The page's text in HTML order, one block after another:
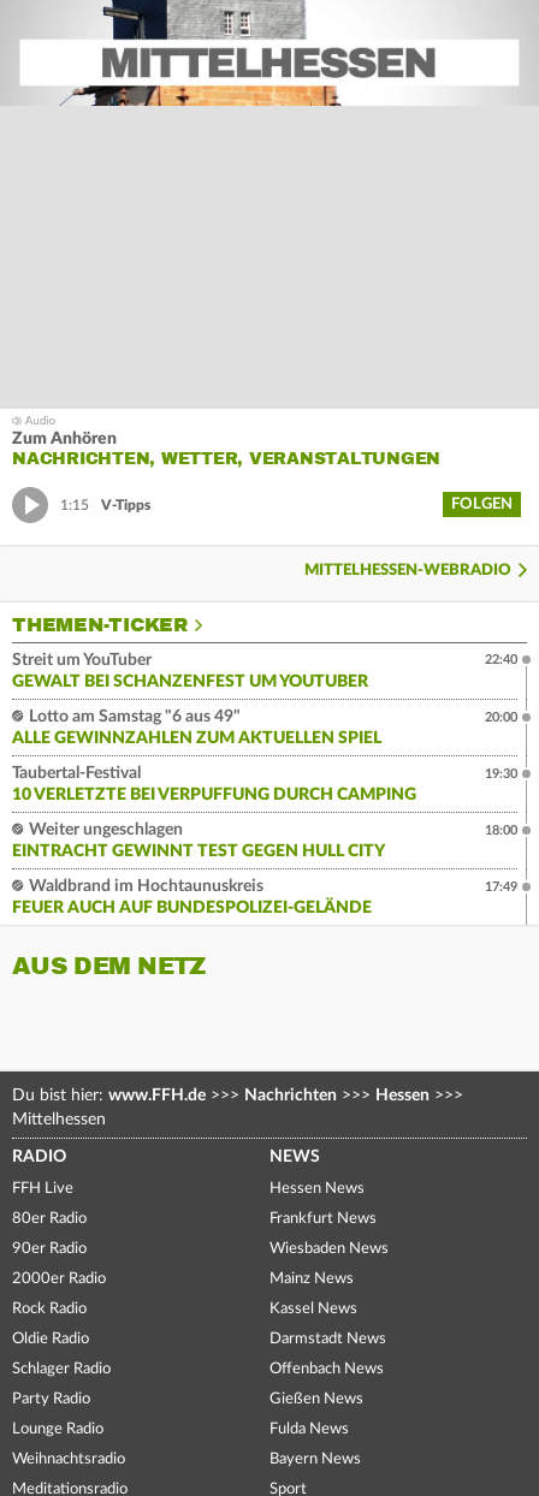
Zum Anhören
NACHRICHTEN, WETTER, VERANSTALTUNGEN
1:15 V-Tipps FOLGEN
MITTELHESSEN-WEBRADIO
THEMEN-TICKER
Streit um YouTuber
GEWALT BEI SCHANZENFEST UM YOUTUBER
22:40
Lotto am Samstag "6 aus 49"
ALLE GEWINNZAHLEN ZUM AKTUELLEN SPIEL
20:00
Taubertal-Festival
10 VERLETZTE BEI VERPUFFUNG DURCH CAMPING
19:30
Weiter ungeschlagen
EINTRACHT GEWINNT TEST GEGEN HULL CITY
18:00
Waldbrand im Hochtaunuskreis
FEUER AUCH AUF BUNDESPOLIZEI-GELÄNDE
17:49
AUS DEM NETZ
Du bist hier: www.FFH.de >>> Nachrichten >>> Hessen >>>
Mittelhessen
RADIO
FFH Live
80er Radio
90er Radio
2000er Radio
Rock Radio
Oldie Radio
Schlager Radio
Party Radio
Lounge Radio
Weihnachtsradio
Meditationsradio
NEWS
Hessen News
Frankfurt News
Wiesbaden News
Mainz News
Kassel News
Darmstadt News
Offenbach News
Gießen News
Fulda News
Bayern News
Sport